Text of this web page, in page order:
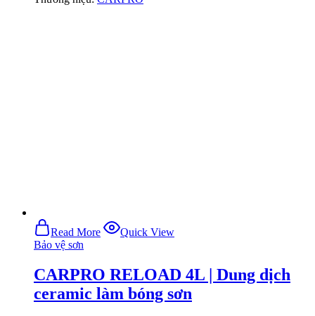
Read More
Quick View
Bảo vệ sơn
CARPRO RELOAD 4L | Dung dịch
ceramic làm bóng sơn